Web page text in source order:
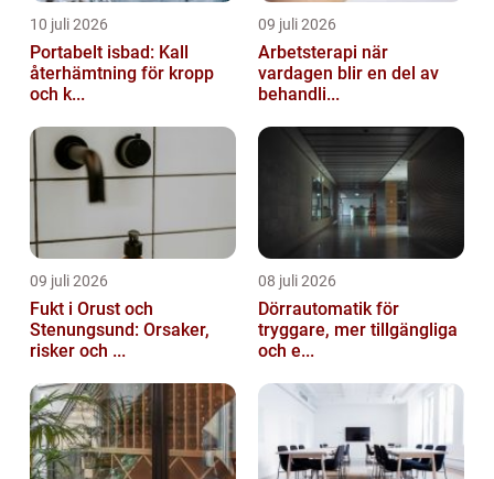
10 juli 2026
Portabelt isbad: Kall
återhämtning för kropp
och k...
09 juli 2026
Arbetsterapi när
vardagen blir en del av
behandli...
09 juli 2026
Fukt i Orust och
Stenungsund: Orsaker,
risker och ...
08 juli 2026
Dörrautomatik för
tryggare, mer tillgängliga
och e...